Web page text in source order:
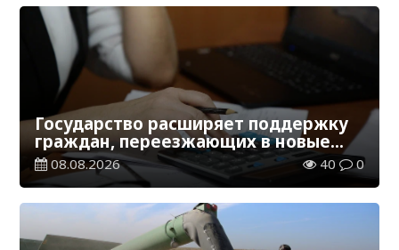
Государство расширяет поддержку
граждан, переезжающих в новые
регионы для работы
08.08.2026 40 0